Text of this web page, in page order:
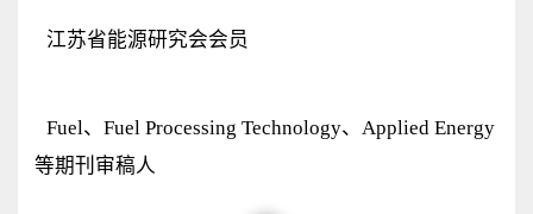
江苏省能源研究会会员
Fuel、Fuel Processing Technology、Applied Energy
等期刊审稿人